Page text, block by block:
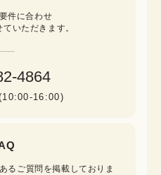
件に合わせ
いただきます。
4864
16:00)
るご質問を掲載しておりま